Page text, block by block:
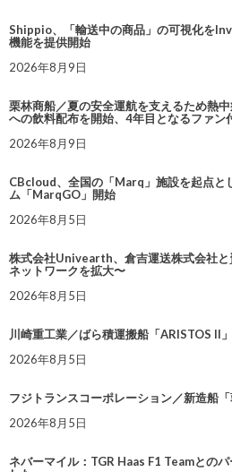
Shippio、「輸送中の商品」の可視化を
機能を提供開始
2026年8月9日
栗林商船／夏の安全運航を支えるため熱
への飲料配布を開始、4年目となるファン
2026年8月9日
CBcloud、全国の「Marq」施設を起点と
ム「MarqGO」開始
2026年8月5日
株式会社Univearth、倉吉運送株式会社
ネットワークを拡大〜
2026年8月5日
川崎重工業／ばら積運搬船「ARISTOS II
2026年8月5日
フジトランスコーポレーション／新造船
2026年8月5日
ネバーマイル：TGR Haas F1 Teamとの